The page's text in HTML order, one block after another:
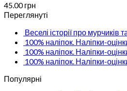
45.00грн
Переглянуті
Веселі історії про мурчиків
100% наліпок. Наліпки-
100% наліпок. Наліпки-
100% наліпок. Наліпки-
Популярні